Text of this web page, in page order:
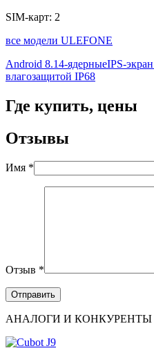
SIM-карт: 2
все модели ULEFONE
Android 8.14-ядерныеIPS-экран
влагозащитой IP68
Где купить, цены
Отзывы
Имя *
Отзыв *
АНАЛОГИ И КОНКУРЕНТЫ